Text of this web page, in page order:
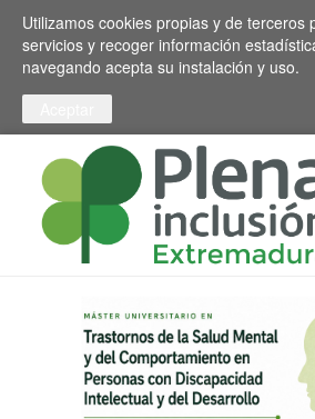
Pasar al contenido principal
Toggle high contrast
Utilizamos cookies propias y de terceros
servicios y recoger información
navegando acepta su instalación y uso.